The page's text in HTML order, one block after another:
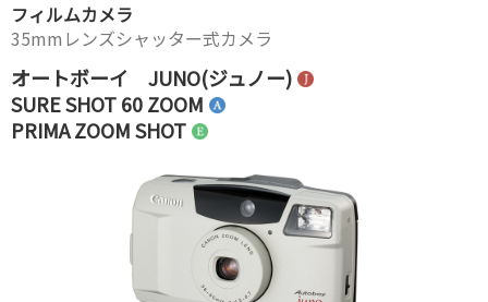
フィルムカメラ
35mmレンズシャッター式カメラ
オートボーイ JUNO(ジュノー)
SURE SHOT 60 ZOOM
PRIMA ZOOM SHOT